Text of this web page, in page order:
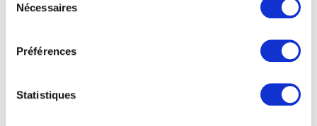
Nécessaires
Préférences
Statistiques